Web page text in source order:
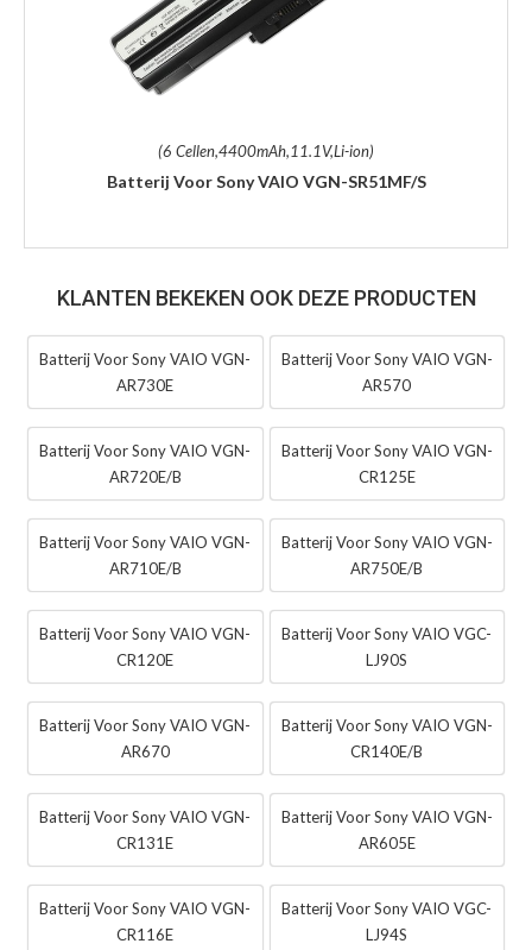
(6 Cellen,4400mAh,11.1V,Li-ion)
Batterij Voor Sony VAIO VGN-SR51MF/S
KLANTEN BEKEKEN OOK DEZE PRODUCTEN
Batterij Voor Sony VAIO VGN-
AR730E
Batterij Voor Sony VAIO VGN-
AR570
Batterij Voor Sony VAIO VGN-
AR720E/B
Batterij Voor Sony VAIO VGN-
CR125E
Batterij Voor Sony VAIO VGN-
AR710E/B
Batterij Voor Sony VAIO VGN-
AR750E/B
Batterij Voor Sony VAIO VGN-
CR120E
Batterij Voor Sony VAIO VGC-
LJ90S
Batterij Voor Sony VAIO VGN-
AR670
Batterij Voor Sony VAIO VGN-
CR140E/B
Batterij Voor Sony VAIO VGN-
CR131E
Batterij Voor Sony VAIO VGN-
AR605E
Batterij Voor Sony VAIO VGN-
CR116E
Batterij Voor Sony VAIO VGC-
LJ94S